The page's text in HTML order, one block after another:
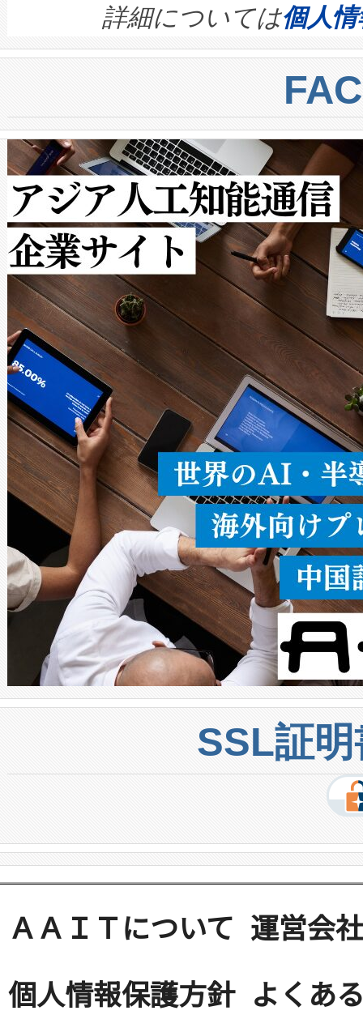
quality and reliability for AI
BESS stack to ensure battery
centers. Voltaiqは、ai&のAI
からシステム統合、試運転、
クルの各段階のデータを監視
[…]
す。ノーマルモードでは、
ートル先まで検出でき、これ
トに対して約600メートルに
では、反射率10％のターゲッ
で向上し、最大検知距離は
ットだけで最大1キロメート
ルの変電所周囲を監視でき、
作業と点群処理を簡素化でき
Avia 2は、2種類のFOVオプシ
× 80°のノーマルモード、長
ードを切り替えて使用するこ
ることなく、単一のデバイス
うにします。遠距離まで届く
密度なスキャ […]
詳細については個人
SSL証
ＡＡＩＴについて 運営会社
個人情報保護方針 よくあ